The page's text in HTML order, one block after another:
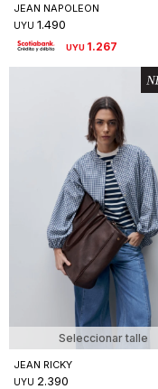
JEAN NAPOLEON
UYU 1.490
UYU 1.267
Seleccionar talle
JEAN RICKY
UYU 2.390